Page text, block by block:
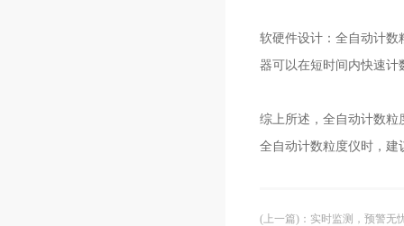
软硬件设计：全自动计数
器可以在短时间内快速计
综上所述，全自动计数粒
全自动计数粒度仪时，建
(上一篇) ： 实时监测，预警